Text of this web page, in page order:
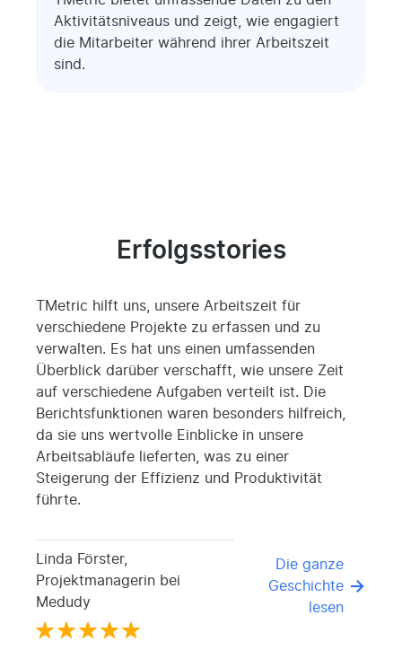
Aktivitätsniveaus und zeigt, wie engagiert
die Mitarbeiter während ihrer Arbeitszeit
sind.
Erfolgsstories
TMetric hilft uns, unsere Arbeitszeit für
verschiedene Projekte zu erfassen und zu
verwalten. Es hat uns einen umfassenden
Überblick darüber verschafft, wie unsere Zeit
auf verschiedene Aufgaben verteilt ist. Die
Berichtsfunktionen waren besonders hilfreich,
da sie uns wertvolle Einblicke in unsere
Arbeitsabläufe lieferten, was zu einer
Steigerung der Effizienz und Produktivität
führte.
Linda Förster,
Projektmanagerin bei
Medudy
Die ganze
Geschichte
lesen